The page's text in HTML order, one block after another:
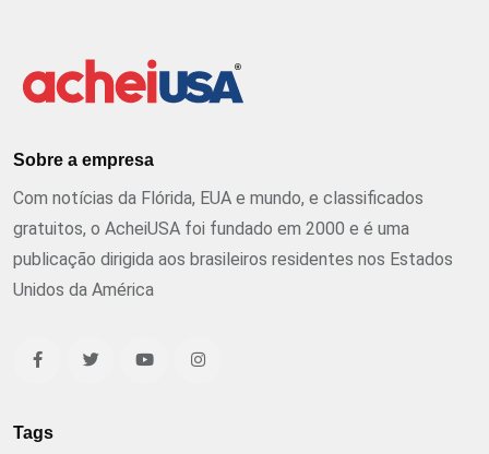
Sobre a empresa
Com notícias da Flórida, EUA e mundo, e classificados
gratuitos, o AcheiUSA foi fundado em 2000 e é uma
publicação dirigida aos brasileiros residentes nos Estados
Unidos da América
Tags